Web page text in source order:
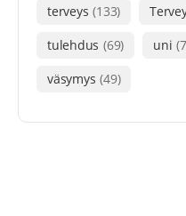
terveys (133)
tulehdus (69) uni
väsymys (49)